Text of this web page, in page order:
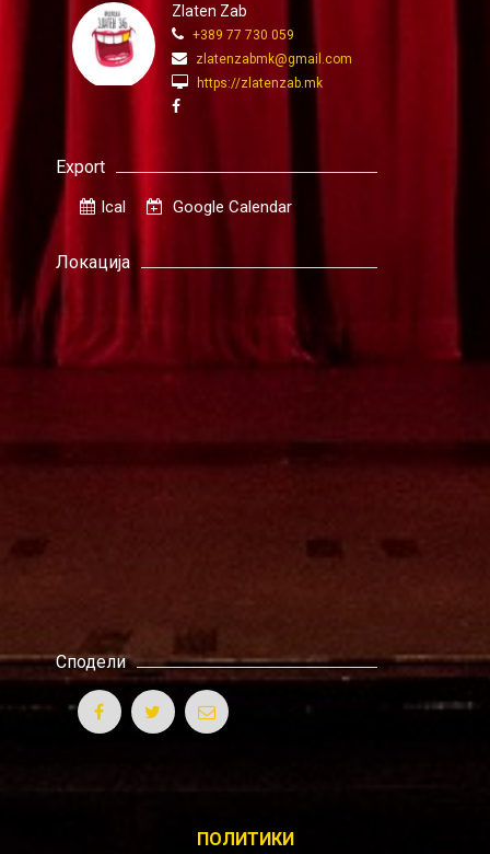
Zlaten Zab
+389 77 730 059
zlatenzabmk@gmail.com
https://zlatenzab.mk
Export
Ical Google Calendar
Локација
Сподели
ПОЛИТИКИ